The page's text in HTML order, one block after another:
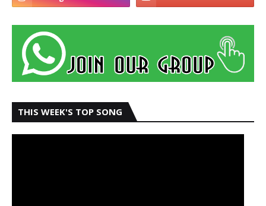
THIS WEEK'S TOP SONG